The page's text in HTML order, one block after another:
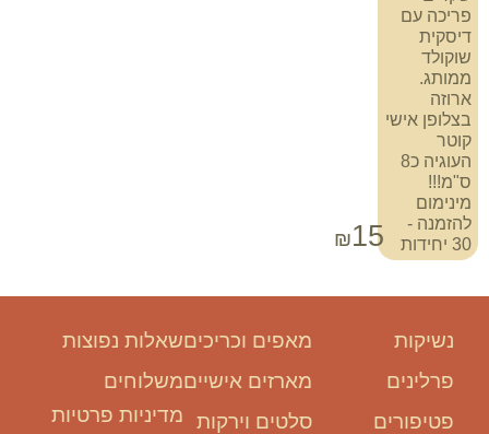
פריכה עם
דיסקית
שוקולד
ממותג.
ארוזה
בצלופן אישי
קוטר
העוגיה כ8
ס"מ!!!
מינימום
להזמנה -
30 יחידות
₪15
שאלות נפוצות
משלוחים
מדיניות פרטיות
נשיקות
פרלינים
פטיפורים
מאפים וכריכים
מארזים אישיים
סלטים וירקות